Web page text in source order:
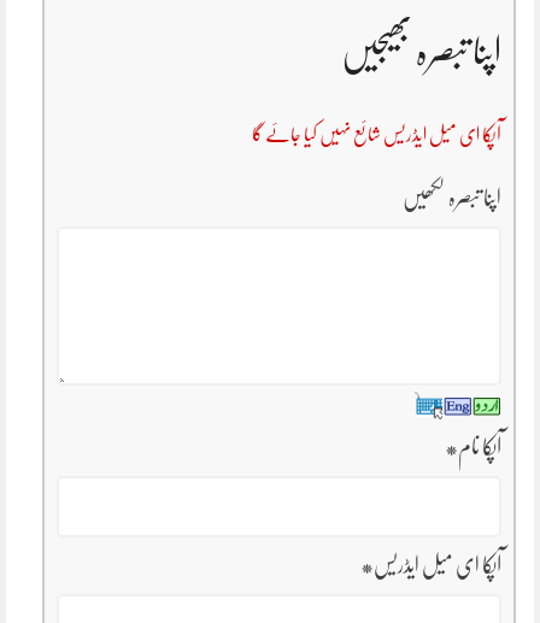
اپنا تبصرہ بھیجیں
آپکا ای میل ایڈریس شائع نہیں کیا جائے گا
اپنا تبصرہ لکھیں
آپکا نام*
آپکا ای میل ایڈریس*